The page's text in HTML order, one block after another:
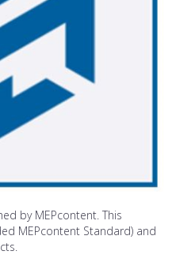
by MEPcontent. This
MEPcontent Standard) and